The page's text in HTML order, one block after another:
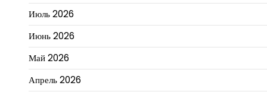
Июль 2026
Июнь 2026
Май 2026
Апрель 2026